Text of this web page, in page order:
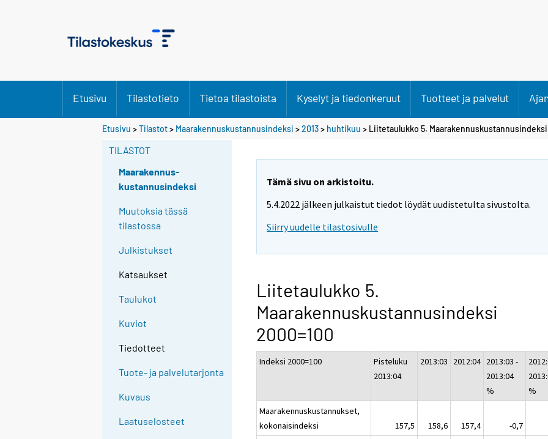
Etusivu Tilastotieto Tietoa tilastoista Kyselyt ja tiedonkeruut Tuotteet ja palvelut
Etusivu >Tilastot> Maarakennuskustannusindeksi >2013> huhtikuu > Liitetaulukko 5. Maarakennuskustannusindeksi
TILASTOT
Maarakennus-
kustannusindeksi
Muutoksia tässä
tilastossa
Julkistukset
Katsaukset
Taulukot
Kuviot
Tiedotteet
Tuote- ja palvelutarjonta
Kuvaus
Laatuselosteet
Tämä sivu on arkistoitu.
5.4.2022 jälkeen julkaistut tiedot löydät uudistetulta sivustolta.
Siirry uudelle tilastosivulle
Liitetaulukko 5.
Maarakennuskustannusindeksi
2000=100
Indeksi 2000=100
Pisteluku
2013:04
2013:03 2012:04 2013:03 -
2013:04
%
%
Maarakennuskustannukset,
kokonaisindeksi
157,5 158,6 157,4 -0,7